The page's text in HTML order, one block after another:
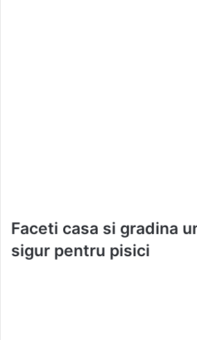
Faceti casa si gradina
sigur pentru pisici